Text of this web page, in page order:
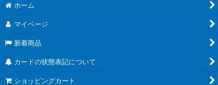
ホーム
マイページ
新着商品
カードの状態表記について
ショッピングカート